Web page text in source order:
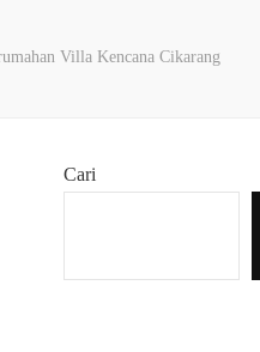
Villa Kencana Cikarang
Cari